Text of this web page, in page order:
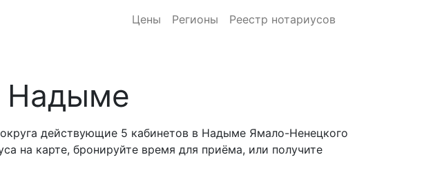
Цены Регионы Реестр нотариусов
Надыме
действующие 5 кабинетов в Надыме Ямало-Ненецкого
на карте, бронируйте время для приёма, или получите